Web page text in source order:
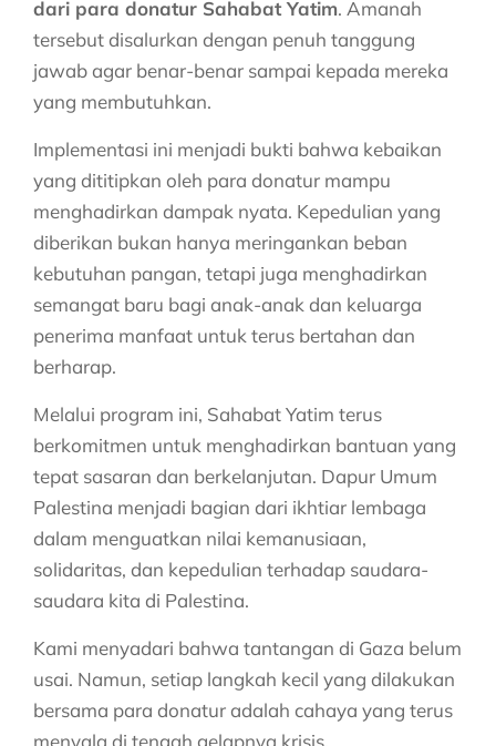
dari para donatur Sahabat Yatim. Amanah
tersebut disalurkan dengan penuh tanggung
jawab agar benar-benar sampai kepada mereka
yang membutuhkan.
Implementasi ini menjadi bukti bahwa kebaikan
yang dititipkan oleh para donatur mampu
menghadirkan dampak nyata. Kepedulian yang
diberikan bukan hanya meringankan beban
kebutuhan pangan, tetapi juga menghadirkan
semangat baru bagi anak-anak dan keluarga
penerima manfaat untuk terus bertahan dan
berharap.
Melalui program ini, Sahabat Yatim terus
berkomitmen untuk menghadirkan bantuan yang
tepat sasaran dan berkelanjutan. Dapur Umum
Palestina menjadi bagian dari ikhtiar lembaga
dalam menguatkan nilai kemanusiaan,
solidaritas, dan kepedulian terhadap saudara-
saudara kita di Palestina.
Kami menyadari bahwa tantangan di Gaza belum
usai. Namun, setiap langkah kecil yang dilakukan
bersama para donatur adalah cahaya yang terus
menyala di tengah gelapnya krisis.